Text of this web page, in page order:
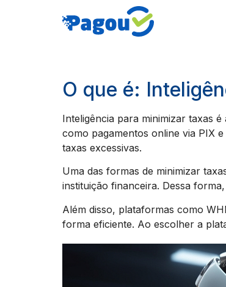
O que é:
Inteligência para minimizar taxas
como pagamentos online via PIX
taxas excessivas.
Uma das formas de minimizar
instituição financeira. Dessa
Além disso, plataformas como
forma eficiente. Ao escolher a